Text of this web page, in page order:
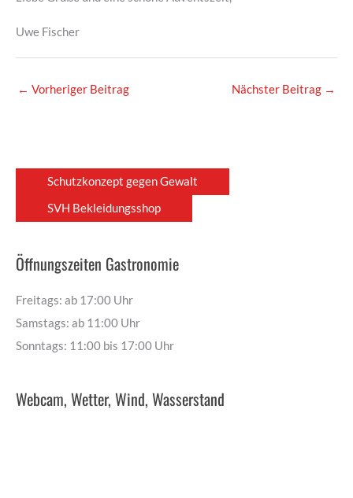
Uwe Fischer
← Vorheriger Beitrag Nächster Beitrag →
Schutzkonzept gegen Gewalt
SVH Bekleidungsshop
Öffnungszeiten Gastronomie
Freitags: ab 17:00 Uhr
Samstags: ab 11:00 Uhr
Sonntags: 11:00 bis 17:00 Uhr
Webcam, Wetter, Wind, Wasserstand